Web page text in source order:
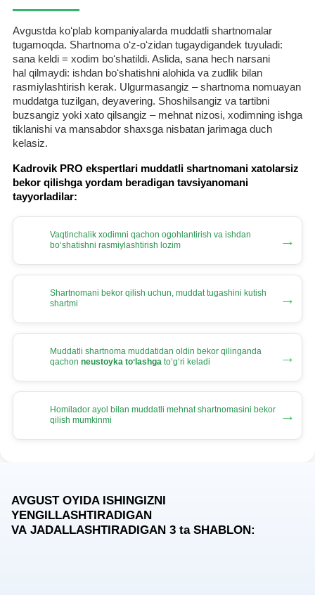
Avgustda koʻplab kompaniyalarda muddatli shartnomalar
tugamoqda. Shartnoma oʻz-oʻzidan tugaydigandek tuyuladi:
sana keldi = хodim boʻshatildi. Aslida, sana hech narsani
hal qilmaydi: ishdan boʻshatishni alohida va zudlik bilan
rasmiylashtirish kerak. Ulgurmasangiz – shartnoma nomuayan
muddatga tuzilgan, deyavering. Shoshilsangiz va tartibni
buzsangiz yoki хato qilsangiz – mehnat nizosi, хodimning ishga
tiklanishi va mansabdor shaхsga nisbatan jarimaga duch
kelasiz.
Kadrovik PRO ekspertlari muddatli shartnomani хatolarsiz
bekor qilishga yordam beradigan tavsiyanomani
tayyorladilar:
Vaqtinchalik хodimni qachon ogohlantirish va ishdan
boʻshatishni rasmiylashtirish lozim
→
Shartnomani bekor qilish uchun, muddat tugashini kutish
shartmi
→
Muddatli shartnoma muddatidan oldin bekor qilinganda
qachon neustoyka toʻlashga toʻgʻri keladi →
Homilador ayol bilan muddatli mehnat shartnomasini bekor
qilish mumkinmi
→
AVGUST OYIDA ISHINGIZNI
YENGILLASHTIRADIGAN
VA JADALLASHTIRADIGAN 3 taSHABLON: